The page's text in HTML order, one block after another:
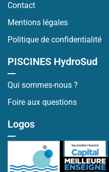
Contact
Mentions légales
Politique de confidentialité
PISCINES HydroSud
Qui sommes-nous ?
Foire aux questions
Logos